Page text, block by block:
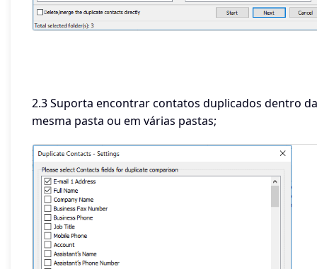
2.3 Suporta encontrar contatos duplicados dentro da
mesma pasta ou em várias pastas;